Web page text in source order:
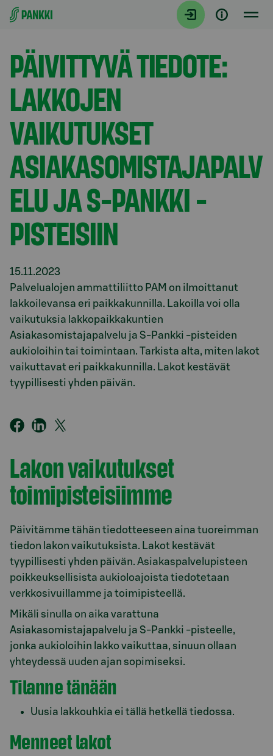
Siirry suoraan sisältöön
Tiedotteet
PÄIVITTYVÄ TIEDOTE:
LAKKOJEN
VAIKUTUKSET
ASIAKASOMISTAJAPALV
ELU JA S-PANKKI -
PISTEISIIN
15.11.2023
Palvelualojen ammattiliitto PAM on ilmoittanut
lakkoilevansa eri paikkakunnilla. Lakoilla voi olla
vaikutuksia lakkopaikkakuntien
Asiakasomistajapalvelu ja S-Pankki -pisteiden
aukioloihin tai toimintaan. Tarkista alta, miten lakot
vaikuttavat eri paikkakunnilla. Lakot kestävät
tyypillisesti yhden päivän.
Lakon vaikutukset
toimipisteisiimme
Päivitämme tähän tiedotteeseen aina tuoreimman
tiedon lakon vaikutuksista. Lakot kestävät
tyypillisesti yhden päivän. Asiakaspalvelupisteen
poikkeuksellisista aukioloajoista tiedotetaan
verkkosivuillamme ja toimipisteellä.
Mikäli sinulla on aika varattuna
Asiakasomistajapalvelu ja S-Pankki -pisteelle,
jonka aukioloihin lakko vaikuttaa, sinuun ollaan
yhteydessä uuden ajan sopimiseksi.
Tilanne tänään
Uusia lakkouhkia ei tällä hetkellä tiedossa.
Menneet lakot